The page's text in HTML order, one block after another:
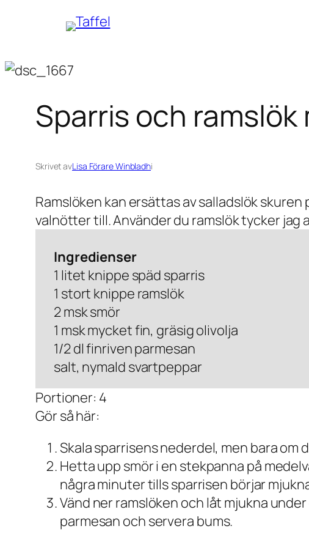
Sparris och
Skrivet avLisa Förare Winbladhi
Ramslöken kan ersättas av salladslök
valnötter till. Använder du ramslök tycker jag
Ingredienser
1 litet knippe späd sparris
1 stort knippe ramslök
2 msk smör
1 msk mycket fin, gräsig olivolja
1/2 dl finriven parmesan
salt, nymald svartpeppar
Portioner: 4
Gör så här:
Skala sparrisens nederdel, men bara om
Hetta upp smör i en stekpanna på
några minuter tills sparrisen börjar
Vänd ner ramslöken och låt mjukna
parmesan och servera bums.